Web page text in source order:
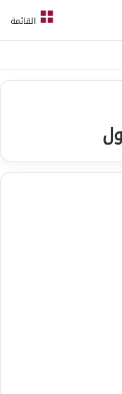
القائمة